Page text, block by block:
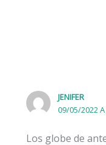
JENIFER
09/05/2022 A
Los globe de